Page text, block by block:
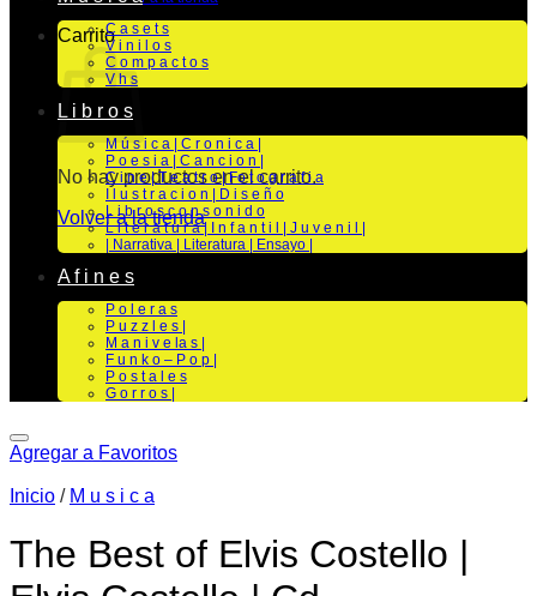
Carrito
No hay productos en el carrito.
Volver a la tienda
C a s e t s
V i n i l o s
C o m p a c t o s
V h s
L i b r o s
M ú s i c a | C r o n i c a |
P o e s i a | C a n c i o n |
C i n e | T e a t r o | Fo t o g r a f i a
I l u s t r a c i o n | D i s e ñ o
L i b r o s c o n s o n i d o
L i t e r a t u r a | I n f a n t i l | J u v e n i l |
| Narrativa | Literatura | Ensayo |
A f i n e s
P o l e r a s
P u z z l e s |
M a n i v e la s |
F u n k o – P o p |
P o s t a l e s
G o r r o s |
Agregar a Favoritos
Inicio / M u s i c a
The Best of Elvis Costello |